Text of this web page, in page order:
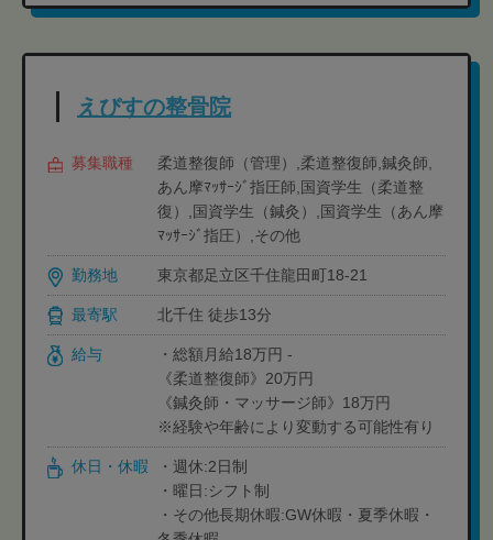
えびすの整骨院
募集職種
柔道整復師（管理）,柔道整復師,鍼灸師,
あん摩ﾏｯｻｰｼﾞ指圧師,国資学生（柔道整
復）,国資学生（鍼灸）,国資学生（あん摩
ﾏｯｻｰｼﾞ指圧）,その他
勤務地 東京都足立区千住龍田町18-21
最寄駅 北千住 徒歩13分
給与
・総額月給18万円 -
《柔道整復師》20万円
《鍼灸師・マッサージ師》18万円
※経験や年齢により変動する可能性有り
休日・休暇
・週休:2日制
・曜日:シフト制
・その他長期休暇:GW休暇・夏季休暇・